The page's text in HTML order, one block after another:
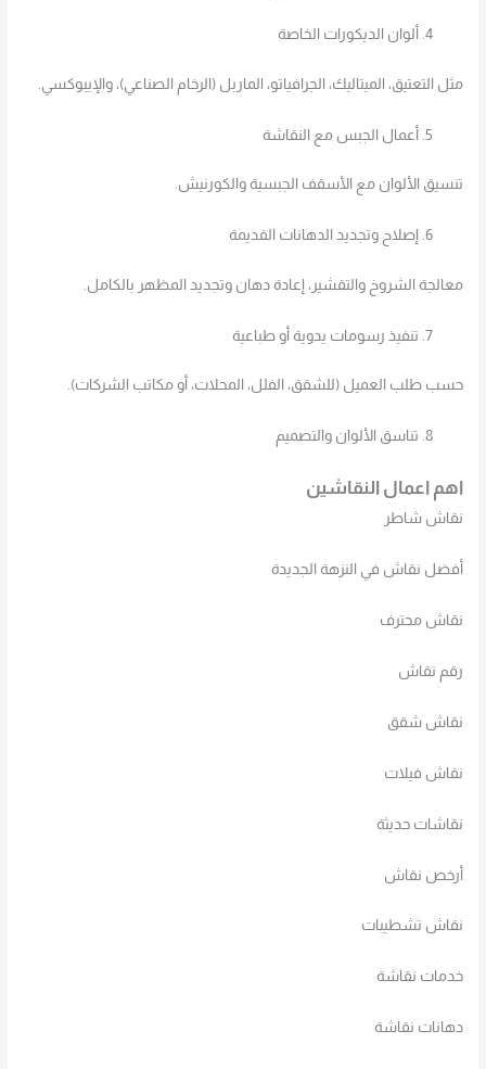
ألوان الديكورات الخاصة
مثل التعتيق، الميتاليك، الجرافياتو، الماربل (الرخام الصناعي)، والإيبوكسي.
أعمال الجبس مع النقاشة
تنسيق الألوان مع الأسقف الجبسية والكورنيش.
إصلاح وتجديد الدهانات القديمة
معالجة الشروخ والتقشير، إعادة دهان وتجديد المظهر بالكامل.
تنفيذ رسومات يدوية أو طباعية
حسب طلب العميل (للشقق، الفلل، المحلات، أو مكاتب الشركات).
تناسق الألوان والتصميم
اهم اعمال النقاشين
نقاش شاطر
أفضل نقاش في النزهة الجديدة
نقاش محترف
رقم نقاش
نقاش شقق
نقاش فيلات
نقاشات حديثة
أرخص نقاش
نقاش تشطيبات
خدمات نقاشة
دهانات نقاشة